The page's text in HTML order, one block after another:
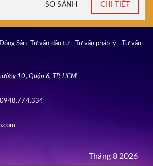
SO SÁNH CHI TIẾT
Sản -Tư vấn đầu tư - Tư vấn pháp lý - Tư vấn
10, Quận 6, TP. HCM
Tháng 8 2026